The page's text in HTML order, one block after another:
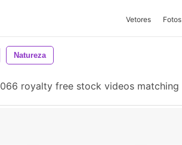
Vetores Fotos
Natureza
royalty free stock videos matching